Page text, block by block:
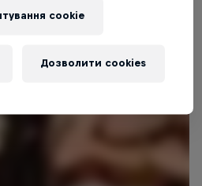
cookie
Дозволити cookies